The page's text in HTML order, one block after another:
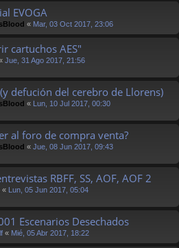
EVOGA
« Mar, 03 Oct 2017, 23:06
cartuchos AES"
Jue, 31 Ago 2017, 21:56
defución del cerebro de Llorens)
« Lun, 10 Jul 2017, 00:30
al foro de compra venta?
« Jue, 08 Jun 2017, 09:43
RBFF, SS, AOF, AOF 2
« Lun, 05 Jun 2017, 05:04
Escenarios Desechados
« Mié, 05 Abr 2017, 18:22